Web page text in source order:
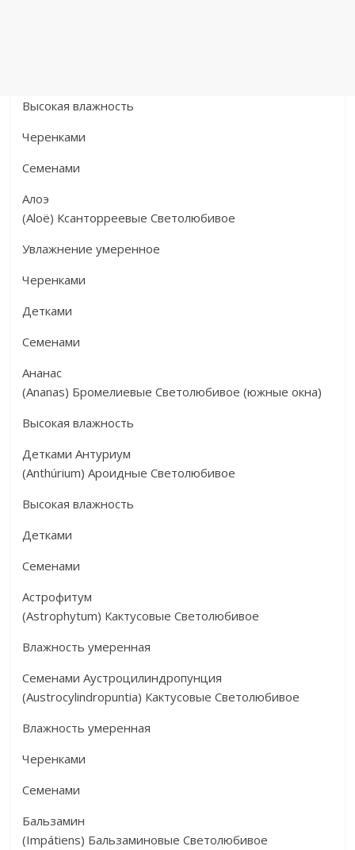
Высокая влажность
Черенками
Семенами
Алоэ
(Aloë) Ксанторреевые Светолюбивое
Увлажнение умеренное
Черенками
Детками
Семенами
Ананас
(Ananas) Бромелиевые Светолюбивое (южные окна)
Высокая влажность
Детками Антуриум
(Anthúrium) Ароидные Светолюбивое
Высокая влажность
Детками
Семенами
Астрофитум
(Astrophytum) Кактусовые Светолюбивое
Влажность умеренная
Семенами Аустроцилиндропунция
(Austrocylindropuntia) Кактусовые Светолюбивое
Влажность умеренная
Черенками
Семенами
Бальзамин
(Impátiens) Бальзаминовые Светолюбивое